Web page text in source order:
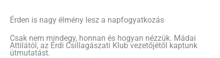
Érden is nagy élmény lesz a napfogyatkozás
Csak nem mindegy, honnan és hogyan nézzük. Mádai
Attilától, az Érdi Csillagászati Klub vezetőjétől kaptunk
útmutatást.